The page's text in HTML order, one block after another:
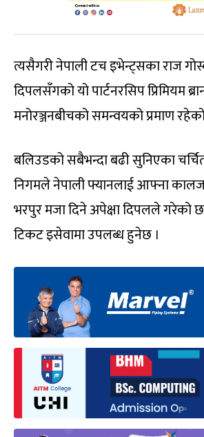
त्यसैगरी नेपाली टच इभेन्ट्सका राज
दिपलसँगको यो पार्टनरसिप प्रिमियम
मनोरञ्जनबीचको समन्वयको प्रमाण
बलिउडको सबैभन्दा बढी सुनिएका
निगमले नेपाली फ्यानलाई आफ्ना
भरपुर मजा दिने अपेक्षा दिपलले गरेको
टिकट इसेवामा उपलब्ध हुनेछ ।